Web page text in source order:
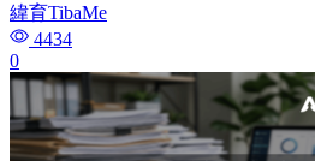
緯育TibaMe
4434
0